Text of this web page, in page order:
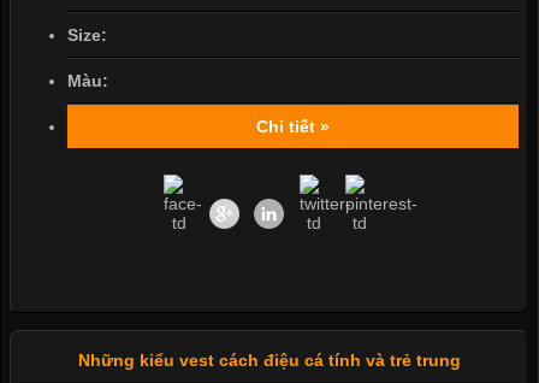
Size:
Màu:
Chi tiết »
Những kiểu vest cách điệu cá tính và trẻ trung